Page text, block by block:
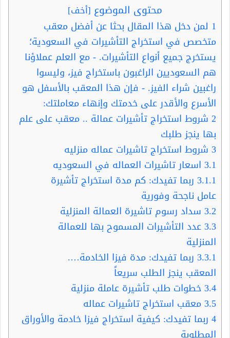
محتوى الموضوع [أخف]
1 لمن دخل هذا المقال بحثا عن أفضل معقب
متخصص في استخراج التأشيرات في السعودية؛
يستخرج جميع أنواع التأشيرات. - مع العلم عملاؤنا
هم السعوديين الراغبون باستخراج فيز، وليسوا
راغبين شراء الفيز. - فإن هذا المعقب بالأسفل هو
الأسرع والأقدر على خدمتك وإنهاء معاملتك:
2 شروط استخراج تأشيرات عمالة .. معقب على علم
بها ينجز طلبك
3 شروط استخراج تاشيرات عماله منزليه
3.1 اسعار تاشيرات العماله في السعوديه
3.1.1 ربما تفيدك: كم مدة استخراج تأشيرة
عامل ناجحة وفورية
3.2 سداد رسوم تاشيرة العمالة المنزلية
3.3عدد التأشيرات المسموح بها للعمالة
المنزلية
3.3.1 ربما تفيدك: مدة فيزا الخادمة….
المعقب ينجز الطلب سريعاً
3.4خطوات طلب تأشيرة عاملة منزلية
3.5معقب استخراج تاشيرات عماله
4 ربما تفيدك: كيفية استخراج فيزا خادمة والأوراق
المطلوبة